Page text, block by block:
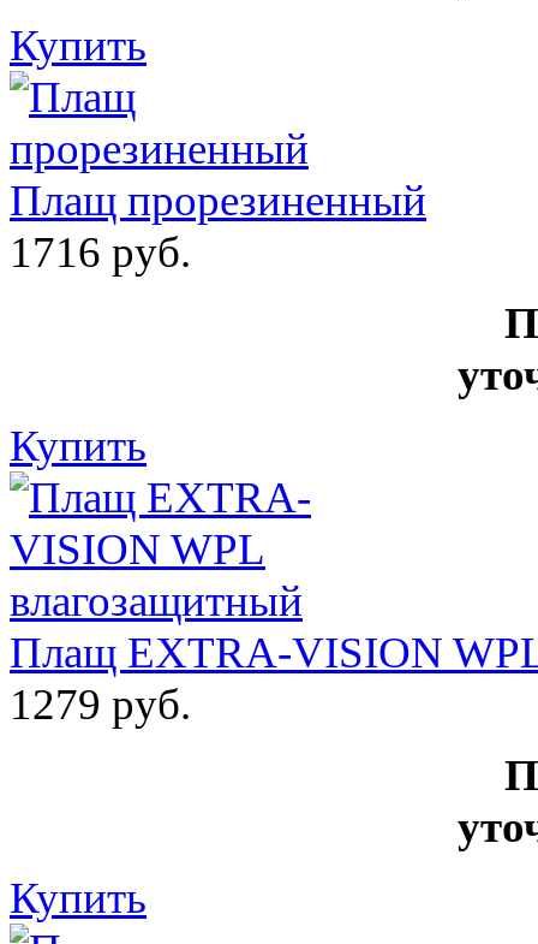
Купить
Плащ прорезиненный
1716 руб.
Купить
Плащ EXTRA-VISION
1279 руб.
Купить